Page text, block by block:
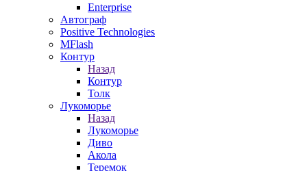
Enterprise
Автограф
Positive Technologies
MFlash
Контур
Назад
Контур
Толк
Лукоморье
Назад
Лукоморье
Диво
Акола
Теремок